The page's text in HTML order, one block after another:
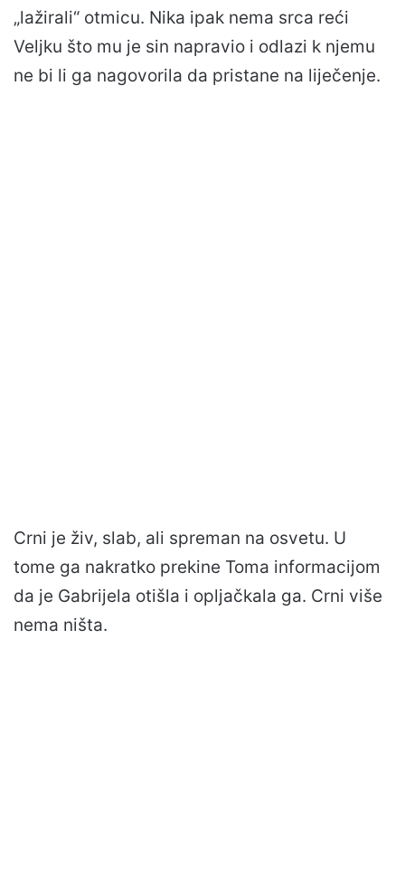
„lažirali“ otmicu. Nika ipak nema srca reći
Veljku što mu je sin napravio i odlazi k njemu
ne bi li ga nagovorila da pristane na liječenje.
Crni je živ, slab, ali spreman na osvetu. U
tome ga nakratko prekine Toma informacijom
da je Gabrijela otišla i opljačkala ga. Crni više
nema ništa.